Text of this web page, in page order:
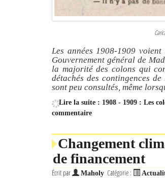
Les années 1908-1909
Gouvernement général de
la majorité des colons qui
détachés des contingences
sont peu consultés, même
Lire la suite : 1908 - 1909 : Les
commentaire
Changement
de financement
Écrit par Maholy Catégorie :